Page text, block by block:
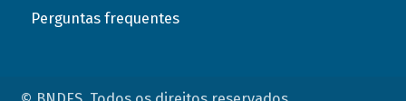
Perguntas frequentes